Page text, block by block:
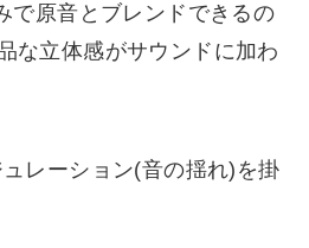
で原音とブレンドできるの
な立体感がサウンドに加わ
レーション(音の揺れ)を掛